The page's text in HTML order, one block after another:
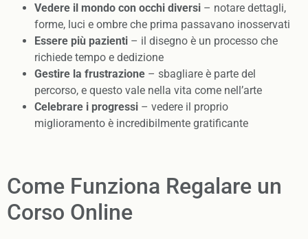
Vedere il mondo con occhi diversi – notare dettagli,
forme, luci e ombre che prima passavano inosservati
Essere più pazienti – il disegno è un processo che
richiede tempo e dedizione
Gestire la frustrazione – sbagliare è parte del
percorso, e questo vale nella vita come nell’arte
Celebrare i progressi – vedere il proprio
miglioramento è incredibilmente gratificante
Come Funziona Regalare un
Corso Online